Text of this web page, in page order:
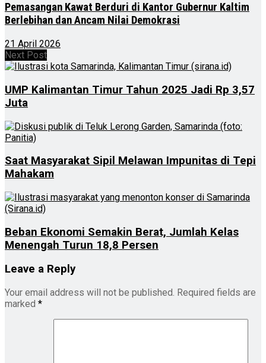
Pemasangan Kawat Berduri di Kantor Gubernur Kaltim
Berlebihan dan Ancam Nilai Demokrasi
21 April 2026
Next Post
UMP Kalimantan Timur Tahun 2025 Jadi Rp 3,57
Juta
Saat Masyarakat Sipil Melawan Impunitas di Tepi
Mahakam
Beban Ekonomi Semakin Berat, Jumlah Kelas
Menengah Turun 18,8 Persen
Leave a Reply
Your email address will not be published. Required fields are
marked *